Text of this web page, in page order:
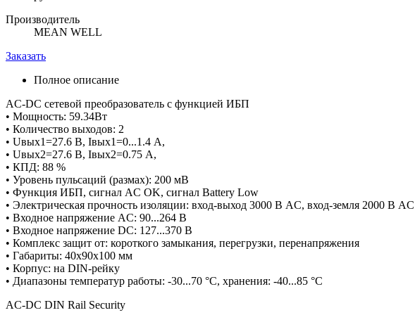
Производитель
MEAN WELL
Заказать
Полное описание
AC-DC сетевой преобразователь с функцией ИБП
• Мощность: 59.34Вт
• Количество выходов: 2
• Uвых1=27.6 В, Iвых1=0...1.4 А,
• Uвых2=27.6 В, Iвых2=0.75 А,
• КПД: 88 %
• Уровень пульсаций (размах): 200 мВ
• Функция ИБП, сигнал AC OK, сигнал Battery Low
• Электрическая прочность изоляции: вход-выход 3000 В AC, вход-земля 2000 В AC
• Входное напряжение AC: 90...264 В
• Входное напряжение DC: 127...370 В
• Комплекс защит от: короткого замыкания, перегрузки, перенапряжения
• Габариты: 40х90х100 мм
• Корпус: на DIN-рейку
• Диапазоны температур работы: -30...70 °C, хранения: -40...85 °C
AC-DC DIN Rail Security